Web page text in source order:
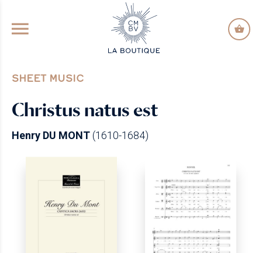
GO TO PRINCIPAL CONTENT
SHEET MUSIC
Christus natus est
Henry DU MONT(1610-1684)